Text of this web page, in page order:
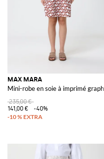
MAX MARA
Mini-robe en soie à imprimé
235,00 €
141,00 €
-40%